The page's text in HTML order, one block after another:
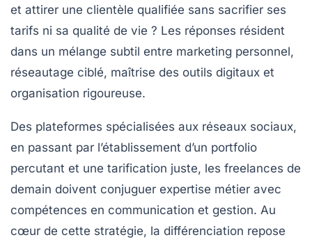
et attirer une clientèle qualifiée sans sacrifier ses
tarifs ni sa qualité de vie ? Les réponses résident
dans un mélange subtil entre marketing personnel,
réseautage ciblé, maîtrise des outils digitaux et
organisation rigoureuse.
Des plateformes spécialisées aux réseaux sociaux,
en passant par l’établissement d’un portfolio
percutant et une tarification juste, les freelances de
demain doivent conjuguer expertise métier avec
compétences en communication et gestion. Au
cœur de cette stratégie, la différenciation repose